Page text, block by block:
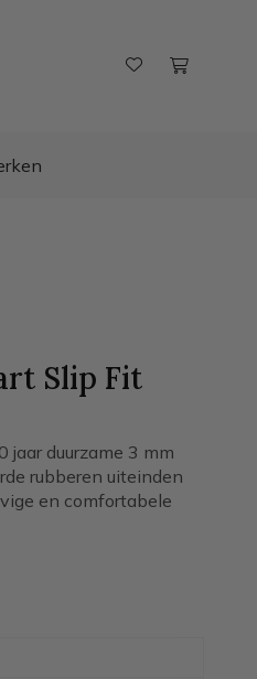
Slip Fit
jaar duurzame 3 mm
rubberen uiteinden
en comfortabele